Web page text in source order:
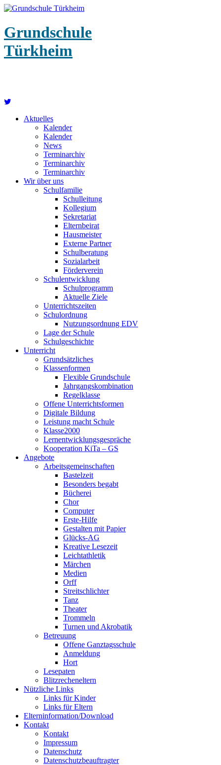
Grundschule
Türkheim
Aktuelles
Kalender
Kalender
News
Terminarchiv
Terminarchiv
Terminarchiv
Wir über uns
Schulfamilie
Schulleitung
Kollegium
Sekretariat
Elternbeirat
Hausmeister
Externe Partner
Schulberatung
Sozialarbeit
Förderverein
Schulentwicklung
Schulprogramm
Aktuelle Ziele
Unterrichtszeiten
Schulordnung
Nutzungsordnung EDV
Lage der Schule
Schulgeschichte
Unterricht
Grundsätzliches
Klassenformen
Flexible Grundschule
Jahrgangskombination
Regelklasse
Offene Unterrichtsformen
Digitale Bildung
Leistung macht Schule
Klasse2000
Lernentwicklungsgespräche
Kooperation KiTa – GS
Angebote
Arbeitsgemeinschaften
Bastelzeit
Besonders begabt
Bücherei
Chor
Computer
Erste-Hilfe
Gestalten mit Papier
Glücks-AG
Kreative Lesezeit
Leichtathletik
Märchen
Medien
Orff
Streitschlichter
Tanz
Theater
Trommeln
Turnen und Akrobatik
Betreuung
Offene Ganztagsschule
Anmeldung
Hort
Lesepaten
Blitzrecheneltern
Nützliche Links
Links für Kinder
Links für Eltern
Elterninformation/Download
Kontakt
Kontakt
Impressum
Datenschutz
Datenschutzbeauftragter